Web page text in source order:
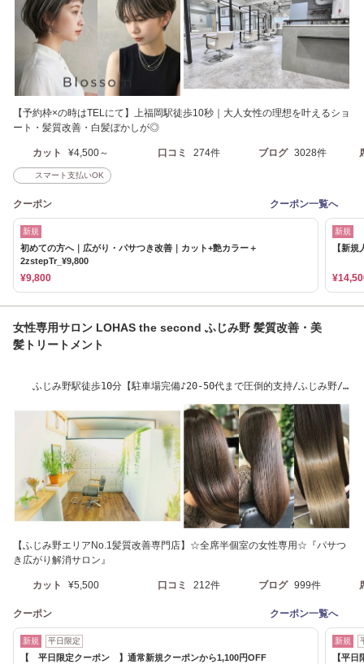
【予約枠×の時はTELにて】上福岡駅徒歩10秒｜大人女性の理想を叶えるショ
ート・髪質改善・白髪ぼかしが◎
カット ¥4,500～ 口コミ 274件 ブログ 3028件
スマート支払いOK
クーポン クーポン一覧へ
新規
初めての方へ｜広がり・パサつき改善｜カット+艶カラー＋
2zstepTr_¥9,800
¥9,800
新規
【新
女性専用サロン LOHAS the second ふじみ野 髪質改善・美
髪トリートメント
ふじみ野駅徒歩10分【駐車場完備♪20-50代まで圧倒的支持/ふじみ野/
【ふじみ野エリアNo.1髪質改善専門店】☆全席半個室の女性専用☆『パサつ
き広がり解消サロン』
カット ¥5,500 口コミ 212件 ブログ 999件
クーポン クーポン一覧へ
新規 平日限定
【 平日限定クーポン 】通常新規クーポンから1,100円OFF
新規
【平